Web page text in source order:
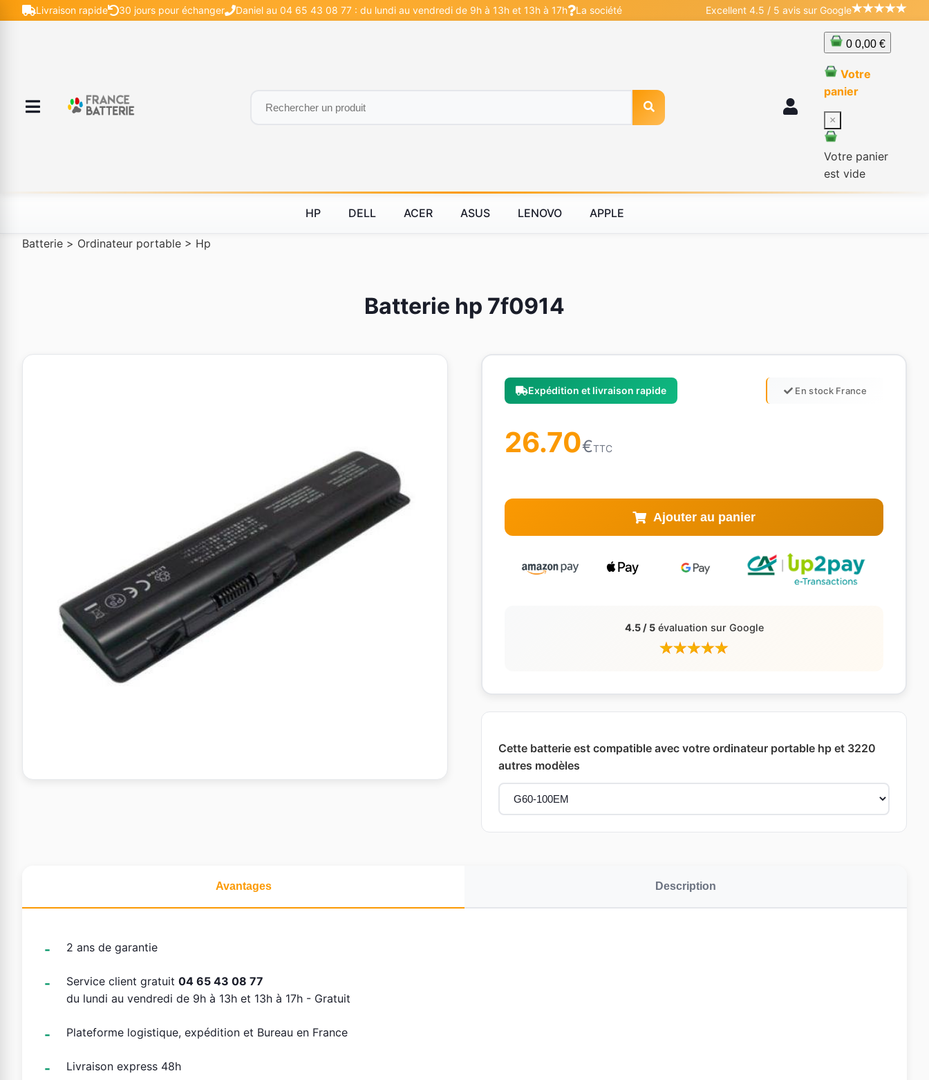
Livraison rapide 30 jours pour échanger Daniel au 04 65 43 08 77 : du lundi au vendredi de 9h à 13h et 13h à 17h La société Excellent 4.5 / 5 avis sur Google
0 0,00 €
Votre
panier
×
Votre panier
est vide
HP DELL ACER ASUS LENOVO APPLE
Batterie > Ordinateur portable > Hp
Batterie hp 7f0914
Expédition et livraison rapide En stock France
26.70€TTC
Ajouter au panier
4.5 / 5évaluation sur Google
Cette batterie est compatible avec votre ordinateur portable hp et 3220
autres modèles
Avantages Description
2 ans de garantie
Service client gratuit 04 65 43 08 77
du lundi au vendredi de 9h à 13h et 13h à 17h - Gratuit
Plateforme logistique, expédition et Bureau en France
Livraison express 48h